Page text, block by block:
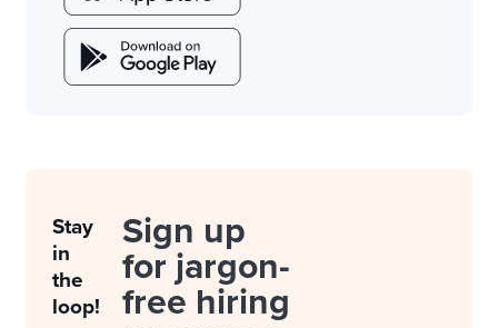
Stay
in
the
loop!
Sign up
for jargon-
free hiring